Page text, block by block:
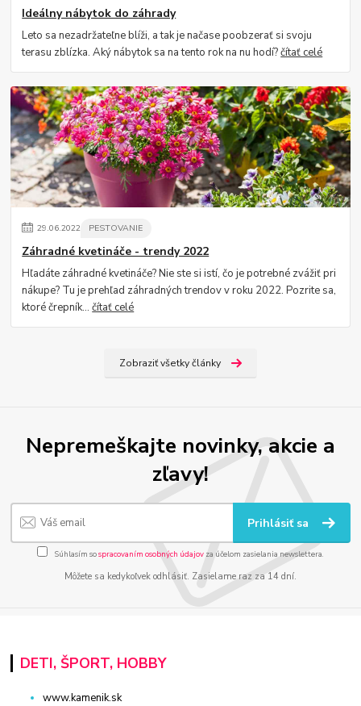
Ideálny nábytok do záhrady
Leto sa nezadržateľne blíži, a tak je načase poobzerať si svoju
terasu zblízka. Aký nábytok sa na tento rok na nu hodí?čítať celé
29.06.2022 PESTOVANIE
Záhradné kvetináče - trendy 2022
Hľadáte záhradné kvetináče? Nie ste si istí, čo je potrebné zvážiť pri
nákupe? Tu je prehľad záhradných trendov v roku 2022. Pozrite sa,
ktoré črepník...čítať celé
Zobraziť všetky články
Nepremeškajte novinky, akcie a
zľavy!
Prihlásiť sa
Súhlasím sospracovaním osobných údajov za účelom zasielania newslettera.
Môžete sa kedykoľvek odhlásiť. Zasielame raz za 14 dní.
DETI, ŠPORT, HOBBY
www.kamenik.sk